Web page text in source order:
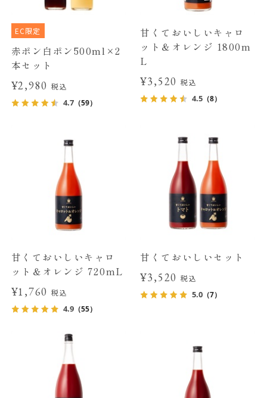
EC限定
赤ポン白ポン500ml×2
本セット
¥2,980税込
4.7（59）
甘くておいしいキャロ
ット＆オレンジ 1800m
L
¥3,520 税込
4.5 （8）
甘くておいしいキャロ
ット＆オレンジ 720mL
¥1,760税込
4.9（55）
甘くておいしいセット
¥3,520 税込
5.0 （7）